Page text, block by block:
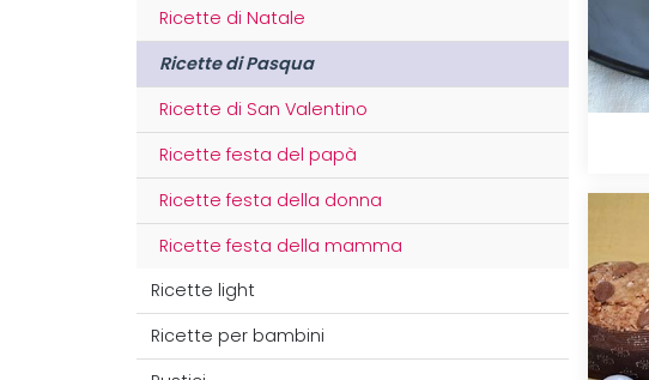
Ricette di Natale
Ricette di Pasqua
Ricette di San Valentino
Ricette festa del papà
Ricette festa della donna
Ricette festa della mamma
Ricette light
Ricette per bambini